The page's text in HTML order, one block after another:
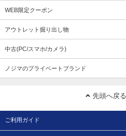
WEB限定クーポン
アウトレット掘り出し物
中古(PC/スマホ/カメラ)
ノジマのプライベートブランド
先頭へ戻る
ご利用ガイド